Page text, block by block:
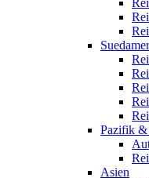
Pazifik &
Asien